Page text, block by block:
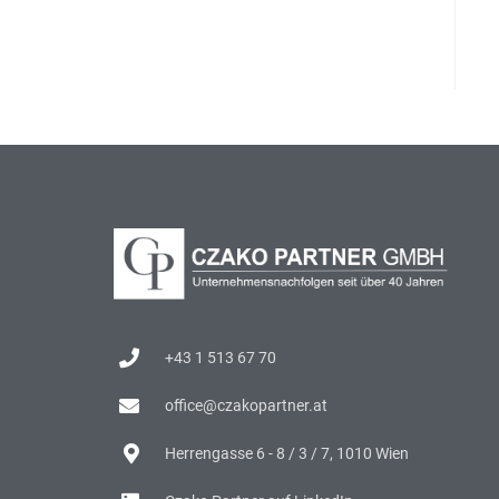
+43 1 513 67 70
office@czakopartner.at
Herrengasse 6 - 8 / 3 / 7, 1010 Wien